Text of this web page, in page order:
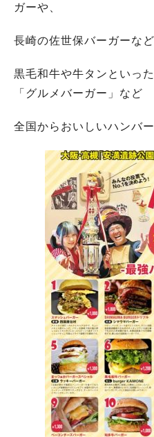
ガーや、
長崎の佐世保バーガーな
黒毛和牛や牛タンといっ
「グルメバーガー」など
全国からおいしいハンバ